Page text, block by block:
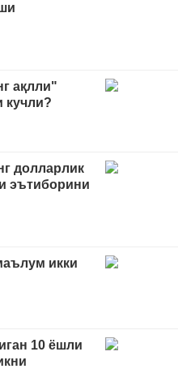
ақлли"
кучли?
долларлик
эътиборини
икки
10 ёшли